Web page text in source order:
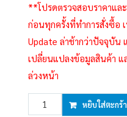
**โปรดตรวจสอบราคาแ
ก่อนทุกครั้งที่ทำการสั่งซื้อ
Update ล่าช้ากว่าปัจจุบัน
เปลี่ยนแปลงข้อมูลสินค้า แ
ล่วงหน้า
จำนวน
หยิบใส่ตะกร้า